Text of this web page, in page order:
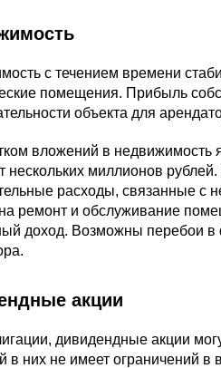
с течением времени
помещения. Прибыль
объекта для
вложений в недвижимость
нескольких миллионов
расходы, связанные с
ремонт и обслуживание
доход. Возможны перебои в
акции
дивидендные акции
в них не имеет ограничений в